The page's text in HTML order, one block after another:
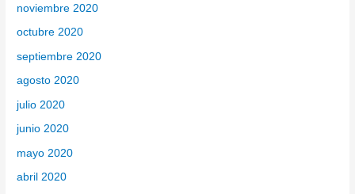
noviembre 2020
octubre 2020
septiembre 2020
agosto 2020
julio 2020
junio 2020
mayo 2020
abril 2020